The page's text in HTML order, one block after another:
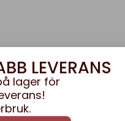
LEVERANS
lager för